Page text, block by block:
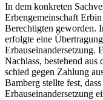
In dem konkreten
Erbengemeinschaft
Berechtigten geworden.
erfolgte eine
Erbauseinandersetzung.
Nachlass, bestehend
schied gegen Zahlung
Bamberg stellte fest,
Erbauseinandersetzung